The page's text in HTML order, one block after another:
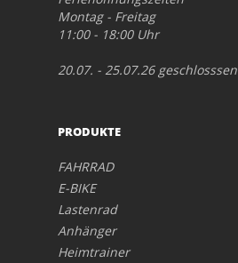
Montag - Freitag
11:00 - 18:00 Uhr
20.07. - 25.07.26 geschlosssen
PRODUKTE
FAHRRAD
E-BIKE
Lastenrad
Anhänger
Heimtrainer